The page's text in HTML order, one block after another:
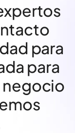
para
para
negocio